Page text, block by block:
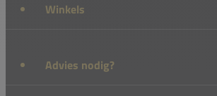
Winkels
Advies nodig?